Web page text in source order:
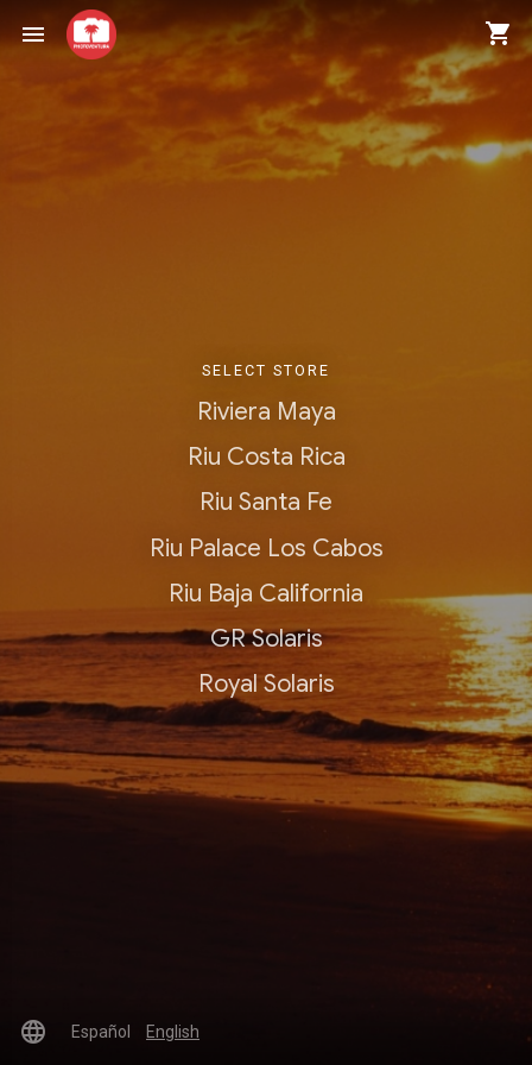
menu shopping_cart
SELECT STORE
Riviera Maya
Riu Costa Rica
Riu Santa Fe
Riu Palace Los Cabos
Riu Baja California
GR Solaris
Royal Solaris
language Español English